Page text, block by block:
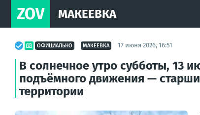
ZOV МАКЕЕВКА
ОФИЦИАЛЬНО МАКЕЕВКА 17 июня 2026, 16:51
В солнечное утро субботы, 13
подъёмного движения —
территории